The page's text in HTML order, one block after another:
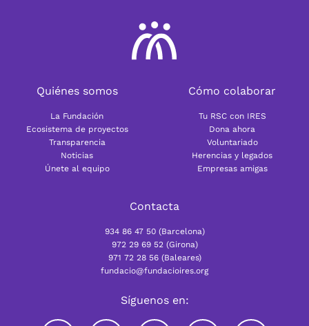
Quiénes somos
La Fundación
Ecosistema de proyectos
Transparencia
Noticias
Únete al equipo
Cómo colaborar
Tu RSC con IRES
Dona ahora
Voluntariado
Herencias y legados
Empresas amigas
Contacta
934 86 47 50 (Barcelona)
972 29 69 52 (Girona)
971 72 28 56 (Baleares)
fundacio@fundacioires.org
Síguenos en: